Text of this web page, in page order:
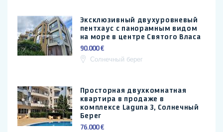
Эксклюзивный двухуровневый
пентхаус с панорамным видом
на море в центре Святого Власа
90.000 €
Солнечный берег
Просторная двухкомнатная
квартира в продаже в
комплексе Laguna 3, Солнечный
Берег
76.000 €